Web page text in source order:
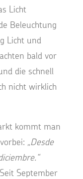
Licht
Beleuchtung
Licht und
bald vor
die schnell
nicht wirklich
kommt man
„Desde
September